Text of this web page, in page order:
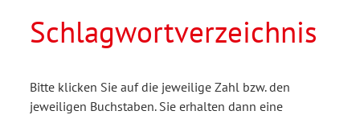
Schlagwortverzeichnis
Bitte klicken Sie auf die jeweilige Zahl bzw. den
jeweiligen Buchstaben. Sie erhalten dann eine